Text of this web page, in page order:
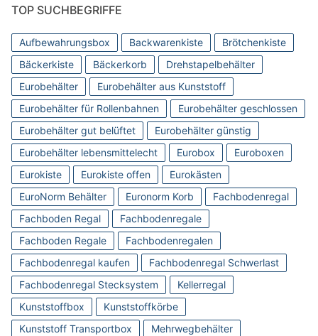
TOP SUCHBEGRIFFE
Aufbewahrungsbox Backwarenkiste
Brötchenkiste
Bäckerkiste
Bäckerkorb
Drehstapelbehälter
Eurobehälter
Eurobehälter aus Kunststoff
Eurobehälter für Rollenbahnen
Eurobehälter geschlossen
Eurobehälter gut belüftet
Eurobehälter günstig
Eurobehälter lebensmittelecht
Eurobox
Euroboxen
Eurokiste
Eurokiste offen
Eurokästen
EuroNorm Behälter
Euronorm Korb
Fachbodenregal
Fachboden Regal
Fachbodenregale
Fachboden Regale
Fachbodenregalen
Fachbodenregal kaufen
Fachbodenregal Schwerlast
Fachbodenregal Stecksystem
Kellerregal
Kunststoffbox
Kunststoffkörbe
Kunststoff Transportbox
Mehrwegbehälter